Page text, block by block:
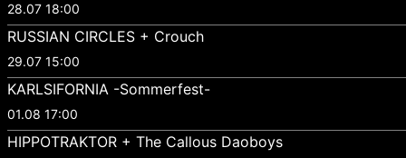
28.07 18:00
RUSSIAN CIRCLES + Crouch
29.07 15:00
KARLSIFORNIA -Sommerfest-
01.08 17:00
HIPPOTRAKTOR + The Callous Daoboys